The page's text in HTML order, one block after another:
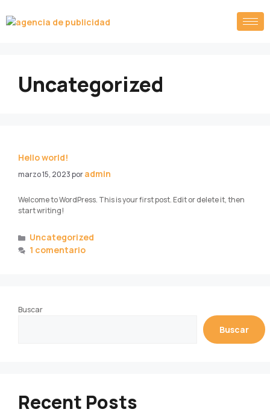
Uncategorized
Hello world!
marzo 15, 2023poradmin
Welcome to WordPress. This is your first post. Edit or delete it, then
start writing!
Uncategorized
1 comentario
Buscar
Buscar
Recent Posts